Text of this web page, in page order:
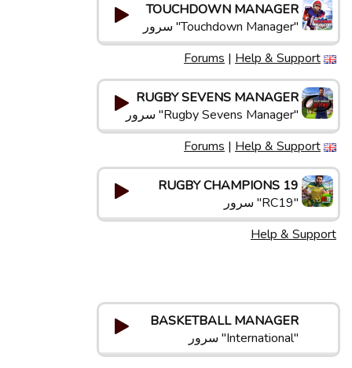
TOUCHDOWN MANAGER
"Touchdown Manager" سرور
Forums | Help & Support
RUGBY SEVENS MANAGER
"Rugby Sevens Manager" سرور
Forums | Help & Support
RUGBY CHAMPIONS 19
"RC19" سرور
Help & Support
BASKETBALL MANAGER
"International" سرور